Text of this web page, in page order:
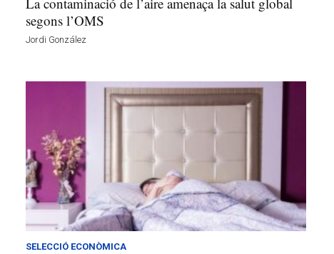
segons l’OMS
Jordi González
SELECCIÓ ECONÒMICA